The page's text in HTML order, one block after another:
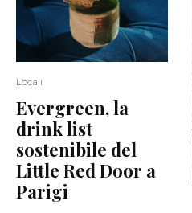
Locali
Evergreen, la
drink list
sostenibile del
Little Red Door a
Parigi